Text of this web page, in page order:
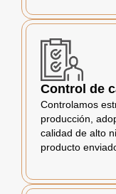
Control de
Controlamos
producción,
calidad de alto
producto